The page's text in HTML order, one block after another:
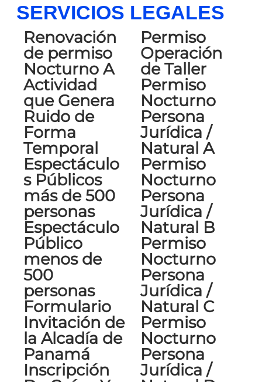
SERVICIOS LEGALES
Renovación
de permiso
Nocturno A
Actividad
que Genera
Ruido de
Forma
Temporal
Espectáculo
s Públicos
más de 500
personas
Espectáculo
Público
menos de
500
personas
Formulario
Invitación de
la Alcadía de
Panamá
Inscripción
Permiso
Operación
de Taller
Permiso
Nocturno
Persona
Jurídica /
Natural A
Permiso
Nocturno
Persona
Jurídica /
Natural B
Permiso
Nocturno
Persona
Jurídica /
Natural C
Permiso
Nocturno
Persona
Jurídica /